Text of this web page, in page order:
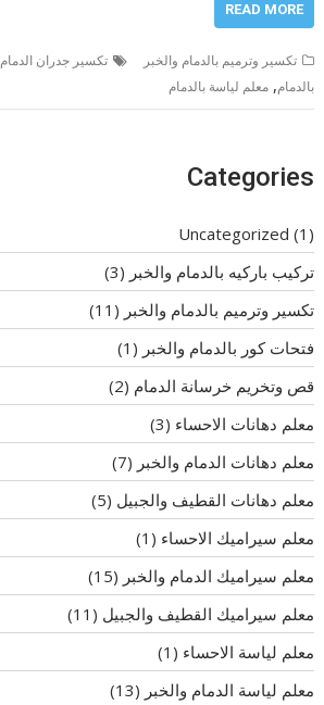
READ MORE
تكسير وترميم بالدمام والخبر تكسير جدران الدمام
بالدمام,معلم لياسة بالدمام
Categories
Uncategorized (1)
تركيب باركيه بالدمام والخبر (3)
تكسير وترميم بالدمام والخبر (11)
فتحات كور بالدمام والخبر (1)
قص وتخريم خرسانة الدمام (2)
معلم دهانات الاحساء (3)
معلم دهانات الدمام والخبر (7)
معلم دهانات القطيف والجبيل (5)
معلم سيراميك الاحساء (1)
معلم سيراميك الدمام والخبر (15)
معلم سيراميك القطيف والجبيل (11)
معلم لياسة الاحساء (1)
معلم لياسة الدمام والخبر (13)